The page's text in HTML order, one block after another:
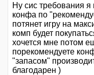
Ну сис требования
конфа по
потянет игру на
комп будет
хочется мне потом
порекомендуете
"запасом"
благодарен )